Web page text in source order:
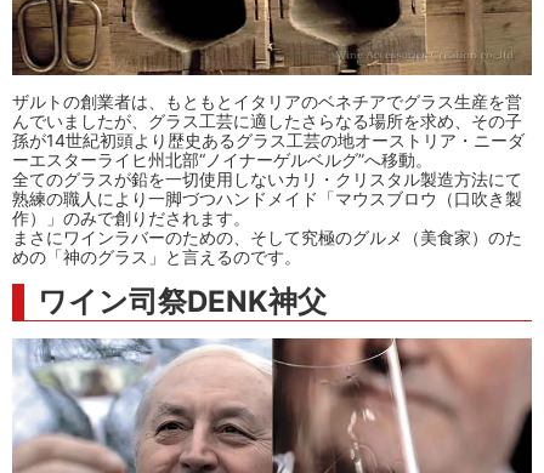
ザルトの創業者は、もともとイタリアのベネチアでグラス生産を営
んでいましたが、グラス工芸に適したさらなる場所を求め、その子
孫が14世紀初頭より歴史あるグラス工芸の地オーストリア・ニーダ
ーエスターライヒ州北部“ノイナーゲルベルグ”へ移動。
全てのグラスが鉛を一切使用しないカリ・クリスタル製造方法にて
熟練の職人により一脚づつハンドメイド「マウスブロウ（口吹き製
作）」のみで創りだされます。
まさにワインラバーのための、そして究極のグルメ（美食家）のた
めの「神のグラス」と言えるのです。
ワイン司祭DENK神父